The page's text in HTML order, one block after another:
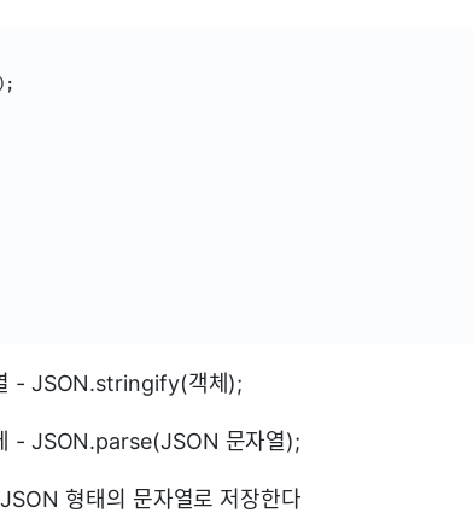
- JSON.stringify(객체);
- JSON.parse(JSON 문자열);
형태의 문자열로 저장한다